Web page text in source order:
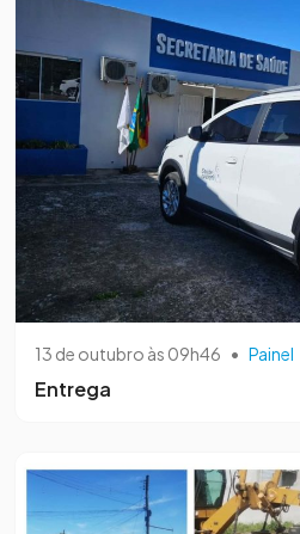
13 de outubro às 09h46 • Painel
Entrega